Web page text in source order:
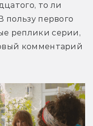
то ли
пользу первого
реплики серии,
комментарий